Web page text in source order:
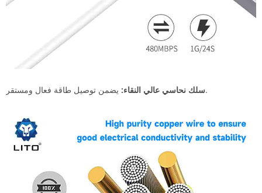
سلك نحاسي عالي النقاء:يضمن توصيل طاقة فعال ومستقر.